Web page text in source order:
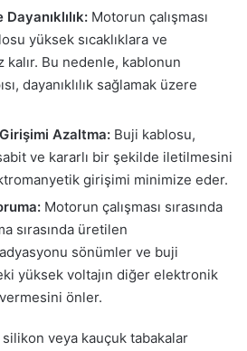
Motorun çalışması
yüksek sıcaklıklara ve
Bu nedenle, kablonun
dayanıklılık sağlamak üzere
Azaltma: Buji kablosu,
ve kararlı bir şekilde iletilmesini
girişimi minimize eder.
Motorun çalışması sırasında
sırasında üretilen
sönümler ve buji
yüksek voltajın diğer elektronik
önler.
veya kauçuk tabakalar